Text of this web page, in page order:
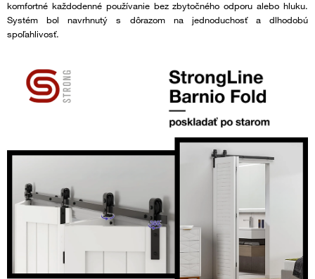
komfortné každodenné používanie bez zbytočného odporu alebo hluku.
Systém bol navrhnutý s dôrazom na jednoduchosť a dlhodobú
spoľahlivosť.